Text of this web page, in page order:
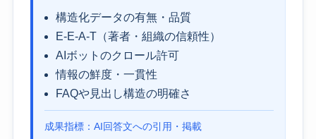
構造化データの有無・品質
E-E-A-T（著者・組織の信頼性）
AIボットのクロール許可
情報の鮮度・一貫性
FAQや見出し構造の明確さ
成果指標：AI回答文への引用・掲載